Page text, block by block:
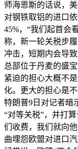
师海恩斯的话说，
对钢铁取铝的进口
45%，“我们起首会
称，新一轮关税步
冲击，短期内会导
总部位于丹麦的盛
紧迫的担心大概不
化。更大的担心是
特朗普9日对记者暗
“对等关税”，并打
们收费，我们就向
曲埋怨欧盟对进口